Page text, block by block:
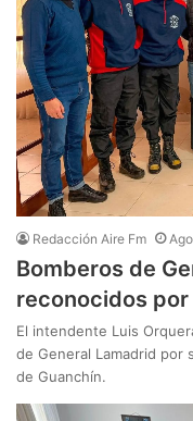
Redacción Aire Fm
Bomberos de
reconocidos por
El intendente Luis
de General Lamadrid por
de Guanchín.